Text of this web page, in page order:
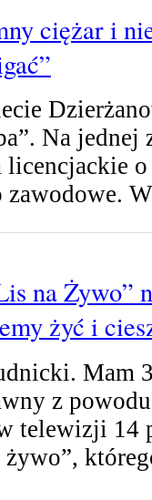
ciężar i
Na jednej
licencjackie
zawodowe.
na Żywo”
żyć i
Mam
z
telewizji 14